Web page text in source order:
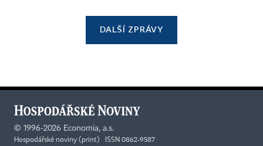
DALŠÍ ZPRÁVY
© 1996-2026 Economia, a.s.
Hospodářské noviny (print) ISSN 0862-9587